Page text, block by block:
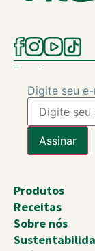
Receba
Digite seu
Produtos
Receitas
Sobre nós